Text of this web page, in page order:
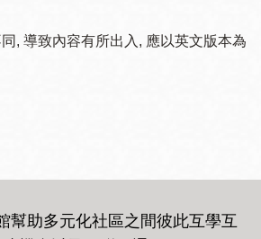
, 導致內容有所出入, 應以英文版本為
幫助多元化社區之間彼此互學互